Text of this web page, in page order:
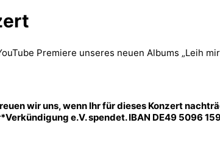
Premiere unseres neuen Albums „Leih
wir uns, wenn Ihr für dieses Konzert
e.V. spendet. IBAN DE49 5096